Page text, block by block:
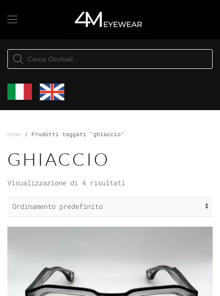
Skip to main content
Products
search
Home / Prodotti taggati “ghiaccio”
GHIACCIO
Visualizzazione di 4 risultati